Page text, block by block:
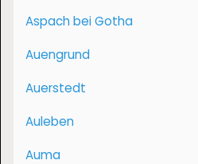
Aspach bei Gotha
Auengrund
Auerstedt
Auleben
Auma